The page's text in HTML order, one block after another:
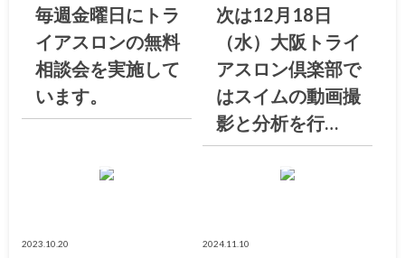
毎週金曜日にトラ
イアスロンの無料
相談会を実施して
います。
次は12月18日
（水）大阪トライ
アスロン倶楽部で
はスイムの動画撮
影と分析を行…
2023.10.20 2024.11.10